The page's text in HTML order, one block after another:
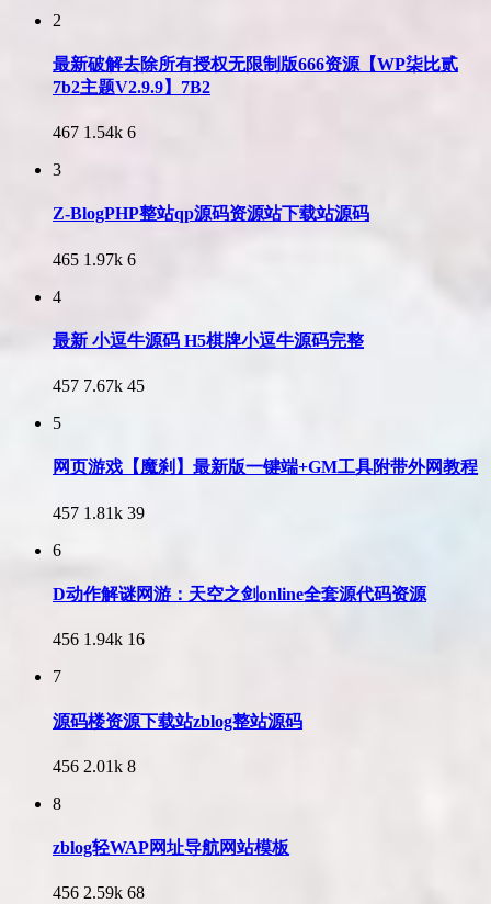
2
最新破解去除所有授权无限制版666资源【WP柒比贰
7b2主题V2.9.9】7B2
467 1.54k 6
3
Z-BlogPHP整站qp源码资源站下载站源码
465 1.97k 6
4
最新 小逗牛源码 H5棋牌小逗牛源码完整
457 7.67k 45
5
网页游戏【魔刹】最新版一键端+GM工具附带外网教程
457 1.81k 39
6
D动作解谜网游：天空之剑online全套源代码资源
456 1.94k 16
7
源码楼资源下载站zblog整站源码
456 2.01k 8
8
zblog轻WAP网址导航网站模板
456 2.59k 68